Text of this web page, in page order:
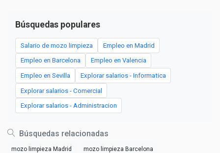
Búsquedas populares
Salario de mozo limpieza Empleo en Madrid
Empleo en Barcelona Empleo en Valencia
Empleo en Sevilla Explorar salarios - Informatica
Explorar salarios - Comercial
Explorar salarios - Administracion
Búsquedas relacionadas
mozo limpieza Madrid mozo limpieza Barcelona